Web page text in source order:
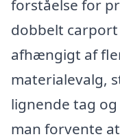
forståelse for
dobbelt
afhængigt af
materialevalg,
lignende tag
man forvente